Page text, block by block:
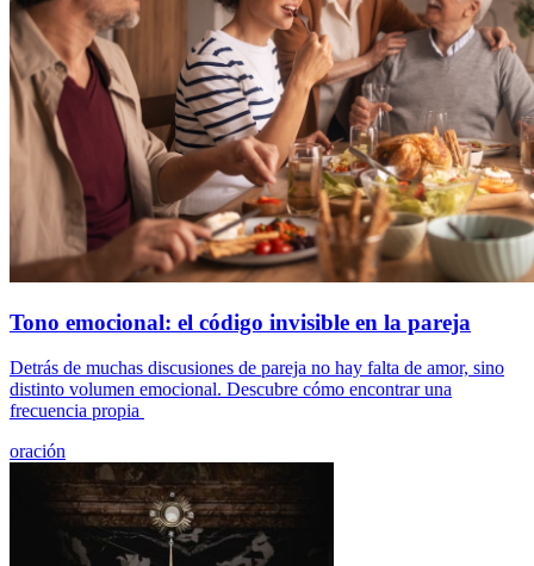
Tono emocional: el código invisible en la pareja
Detrás de muchas discusiones de pareja no hay falta de amor, sino
distinto volumen emocional. Descubre cómo encontrar una
frecuencia propia
oración